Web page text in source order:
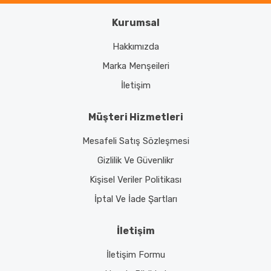
Kurumsal
Hakkımızda
Marka Menşeileri
İletişim
Müşteri Hizmetleri
Mesafeli Satış Sözleşmesi
Gizlilik Ve Güvenlikr
Kişisel Veriler Politikası
İptal Ve İade Şartları
İletişim
İletişim Formu